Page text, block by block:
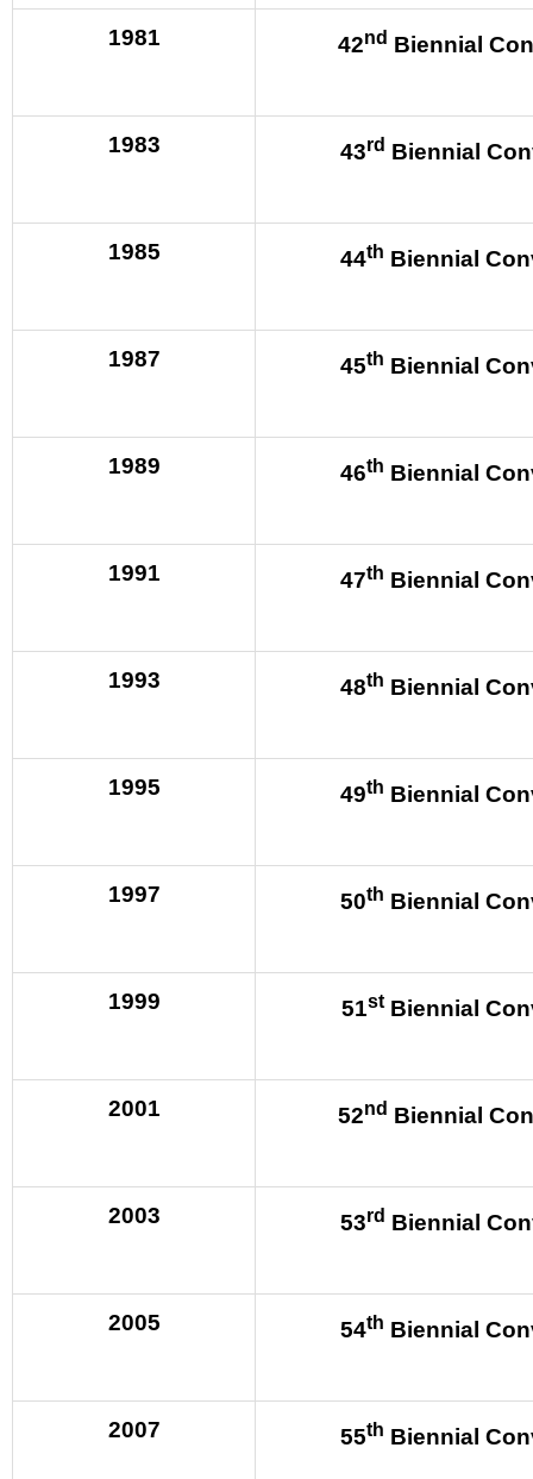
1981 42nd Biennial
1983 43rd Biennial
1985 44th Biennial
1987 45th Biennial
1989 46th Biennial
1991 47th Biennial
1993 48th Biennial
1995 49th Biennial
1997 50th Biennial
1999 51stBiennial
2001 52nd Biennial
2003 53rd Biennial
2005 54th Biennial
2007 55th Biennial